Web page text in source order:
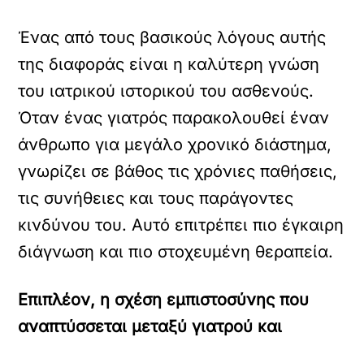
Ένας από τους βασικούς λόγους αυτής
της διαφοράς είναι η καλύτερη γνώση
του ιατρικού ιστορικού του ασθενούς.
Όταν ένας γιατρός παρακολουθεί έναν
άνθρωπο για μεγάλο χρονικό διάστημα,
γνωρίζει σε βάθος τις χρόνιες παθήσεις,
τις συνήθειες και τους παράγοντες
κινδύνου του. Αυτό επιτρέπει πιο έγκαιρη
διάγνωση και πιο στοχευμένη θεραπεία.
Επιπλέον, η σχέση εμπιστοσύνης που
αναπτύσσεται μεταξύ γιατρού και